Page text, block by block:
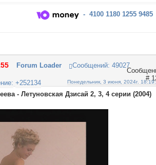
- 4100 1180 1255 9485
Понедельник, 3 июня, 2024г.
Forum Loader Сообщений: 49027
+252134
- Летуновская Дзисай 2, 3, 4 серии (2004)